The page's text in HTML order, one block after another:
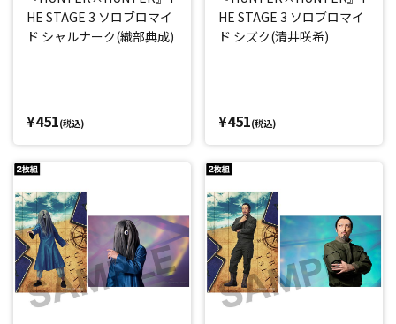
HE STAGE 3 ソロブロマイ
ド シャルナーク(織部典成)
¥451(税込)
HE STAGE 3 ソロブロマイ
ド シズク(清井咲希)
¥451(税込)